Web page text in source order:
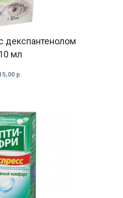
декспантенолом
мл
р.